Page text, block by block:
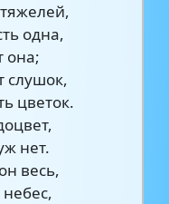
одна,
она;
слушок,
цветок.
нет.
весь,